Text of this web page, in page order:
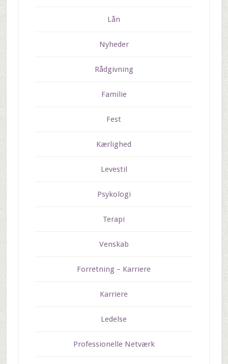
Lån
Nyheder
Rådgivning
Familie
Fest
Kærlighed
Levestil
Psykologi
Terapi
Venskab
Forretning – Karriere
Karriere
Ledelse
Professionelle Netværk